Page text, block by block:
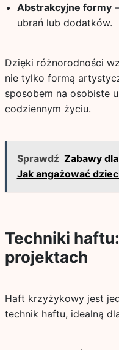
Abstrakcyjne formy
ubrań lub dodatków.
Dzięki różnorodności
nie tylko formą
sposobem na osobiste
codziennym życiu.
Sprawdź Zabawy
Jak angażować
Techniki
projektach
Haft krzyżykowy jest
technik haftu, idealną